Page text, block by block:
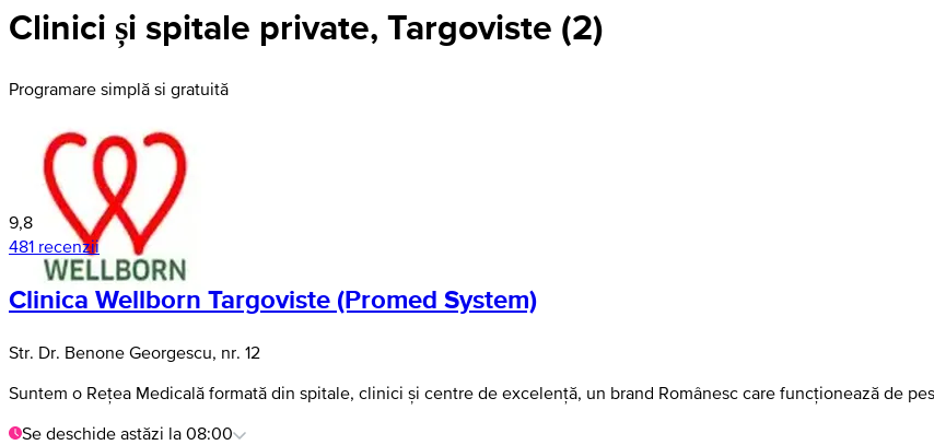
Clinici și spitale private, Targoviste (2)
Programare simplă si gratuită
9,8
481 recenzii
Clinica Wellborn Targoviste (Promed System)
Str. Dr. Benone Georgescu, nr. 12
Suntem o Rețea Medicală formată din spitale, clinici și centre de excelență, un brand Românesc care funcționează de
Se deschide astăzi la 08:00